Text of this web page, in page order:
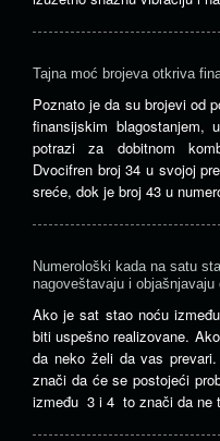
Tajna moć brojeva otkriva
Poznato je da su brojevi od
finansijskim blagostanjem,
potrazi za dobitnom
Dvocifren broj 34 u svojoj
sreće, dok je broj 43 u
Numerološki kada na satu
nagoveštavaju i objašnjavaju
Ako je sat stao noću
biti uspešno realizovane.
da neko želi da vas
znači da će se postojeći
između 3 i 4 to znači da ne